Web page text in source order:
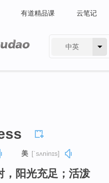
有道精品课 云笔记
中英
美 [ˈsʌninɪs]
，阳光充足；活泼